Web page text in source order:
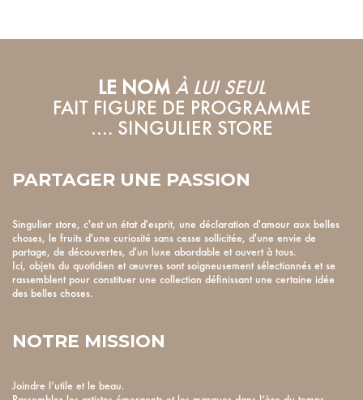
LE NOM À LUI SEUL
FAIT FIGURE DE PROGRAMME
…. SINGULIER STORE
PARTAGER UNE PASSION
Singulier store, c'est un état d'esprit, une déclaration d'amour aux belles
choses, le fruits d'une curiosité sans cesse sollicitée, d'une envie de
partage, de découvertes, d'un luxe abordable et ouvert à tous.
Ici, objets du quotidien et œuvres sont soigneusement sélectionnés et se
rassemblent pour constituer une collection définissant une certaine idée
des belles choses.
NOTRE MISSION
Joindre l’utile et le beau.